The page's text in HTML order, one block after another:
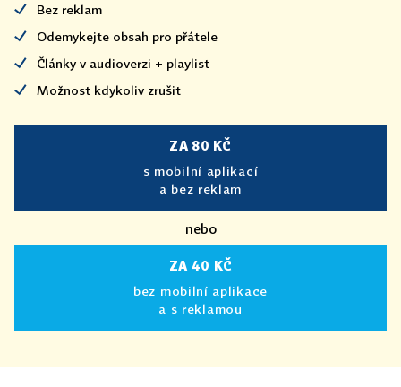
Bez reklam
Odemykejte obsah pro přátele
Články v audioverzi + playlist
Možnost kdykoliv zrušit
ZA 80 KČ
s mobilní aplikací
a bez reklam
nebo
ZA 40 KČ
bez mobilní aplikace
a s reklamou